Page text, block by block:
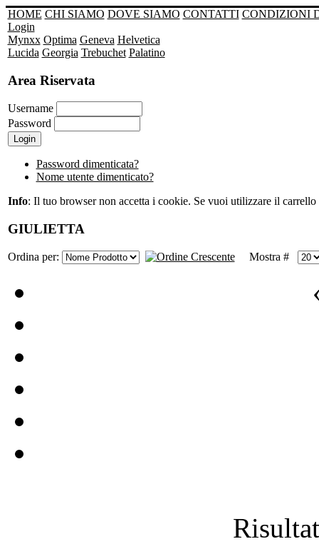
HOME CHI SIAMO DOVE SIAMO CONTATTI CONDIZIONI
Login
Mynxx Optima Geneva Helvetica
Lucida Georgia Trebuchet Palatino
Area Riservata
Username
Password
Password dimenticata?
Nome utente dimenticato?
Info: Il tuo browser non accetta i cookie. Se vuoi utilizzare il
GIULIETTA
Ordina per: Mostra #